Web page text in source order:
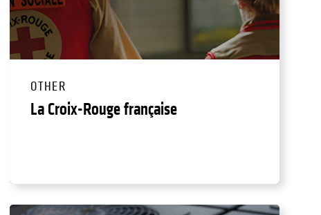
OTHER
La Croix-Rouge française